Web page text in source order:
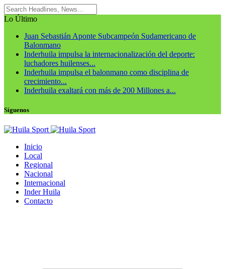
Lo Último
Juan Sebastián Aponte Subcampeón Sudamericano de
Balonmano
Inderhuila impulsa la internacionalización del deporte:
luchadores huilenses...
Inderhuila impulsa el balonmano como disciplina de
crecimiento...
Inderhuila exaltará con más de 200 Millones a...
Síguenos
Inicio
Local
Regional
Nacional
Internacional
Inder Huila
Contacto